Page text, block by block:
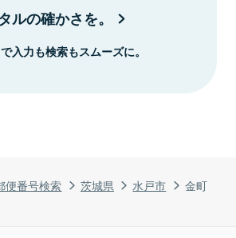
便番号検索 茨城県 水戸市 金町
ルの確かさを。
入力も検索もスムーズに。